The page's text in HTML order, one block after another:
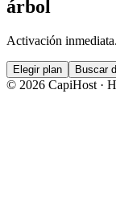
árbol
Activación
Elegir plan Buscar
© 2026 CapiHost ·